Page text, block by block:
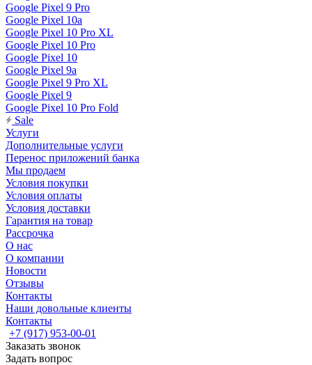
Google Pixel 9 Pro
Google Pixel 10a
Google Pixel 10 Pro XL
Google Pixel 10 Pro
Google Pixel 10
Google Pixel 9a
Google Pixel 9 Pro XL
Google Pixel 9
Google Pixel 10 Pro Fold
Sale
Услуги
Дополнительные услуги
Перенос приложений банка
Мы продаем
Условия покупки
Условия оплаты
Условия доставки
Гарантия на товар
Рассрочка
О нас
О компании
Новости
Отзывы
Контакты
Наши довольные клиенты
Контакты
+7 (917) 953-00-01
Заказать звонок
Задать вопрос